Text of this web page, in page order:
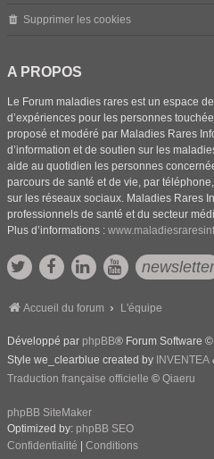
Supprimer les cookies
A PROPOS
Le Forum maladies rares est un espace
d’expériences pour les personnes
proposé et modéré par Maladies Rares
d’information et de soutien sur les
aide au quotidien les personnes
parcours de santé et de vie, par
sur les réseaux sociaux. Maladies Rares
professionnels de santé et du secteur
Plus d’informations :
newsletter
Accueil du forum L'équipe
Développé par phpBB® Forum Software
Style we_clearblue created by INVENTEA
Traduction française officielle © Qiaeru
phpBB SiteMaker
Optimized by: phpBB SEO
Confidentialité
Conditions